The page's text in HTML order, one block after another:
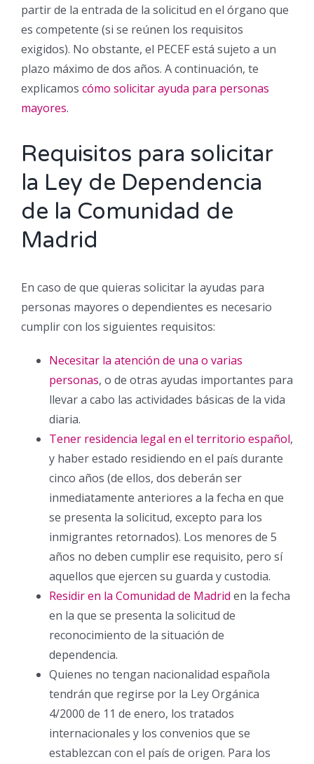
partir de la entrada de la solicitud en el órgano que
es competente (si se reúnen los requisitos
exigidos). No obstante, el PECEF está sujeto a un
plazo máximo de dos años. A continuación, te
explicamos cómo solicitar ayuda para personas
mayores.
Requisitos para solicitar
la Ley de Dependencia
de la Comunidad de
Madrid
En caso de que quieras solicitar la ayudas para
personas mayores o dependientes es necesario
cumplir con los siguientes requisitos:
Necesitar la atención de una o varias
personas, o de otras ayudas importantes para
llevar a cabo las actividades básicas de la vida
diaria.
Tener residencia legal en el territorio español,
y haber estado residiendo en el país durante
cinco años (de ellos, dos deberán ser
inmediatamente anteriores a la fecha en que
se presenta la solicitud, excepto para los
inmigrantes retornados). Los menores de 5
años no deben cumplir ese requisito, pero sí
aquellos que ejercen su guarda y custodia.
Residir en la Comunidad de Madrid en la fecha
en la que se presenta la solicitud de
reconocimiento de la situación de
dependencia.
Quienes no tengan nacionalidad española
tendrán que regirse por la Ley Orgánica
4/2000 de 11 de enero, los tratados
internacionales y los convenios que se
establezcan con el país de origen. Para los